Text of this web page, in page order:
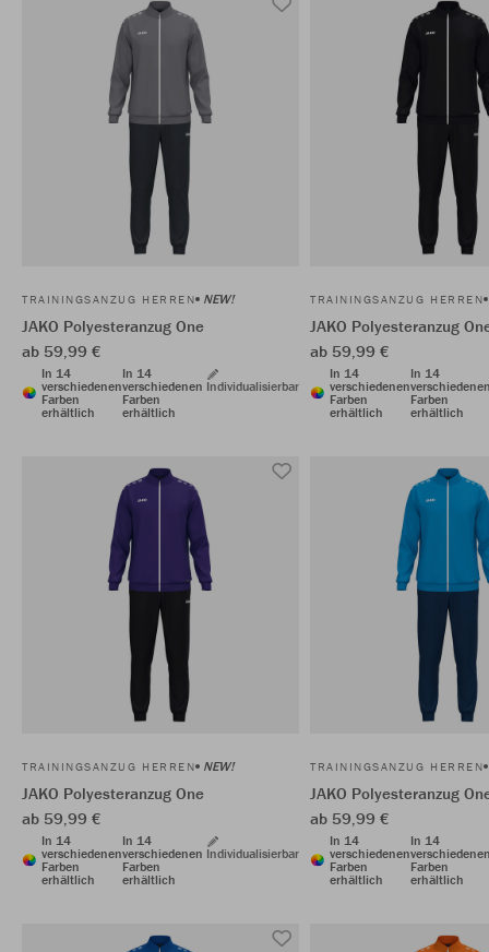
TRAININGSANZUG HERREN NEW!
JAKO Polyesteranzug One
ab 59,99 €
In 14
verschiedenen
Farben
erhältlich
In 14
verschiedenen
Farben
erhältlich
Individualisierbar
TRAININGSANZUG HERREN
JAKO Polyesteranzug
ab 59,99 €
In 14
verschiedenen
Farben
erhältlich
In 14
Farben
erhältlich
TRAININGSANZUG HERREN NEW!
JAKO Polyesteranzug One
ab 59,99 €
In 14
verschiedenen
Farben
erhältlich
In 14
verschiedenen
Farben
erhältlich
Individualisierbar
TRAININGSANZUG HERREN
JAKO Polyesteranzug
ab 59,99 €
In 14
verschiedenen
Farben
erhältlich
In 14
Farben
erhältlich